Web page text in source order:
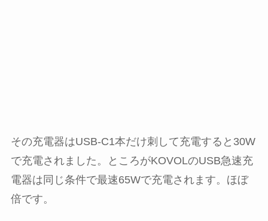
その充電器はUSB-C1本だけ刺して充電すると30W
で充電されました。ところがKOVOLのUSB急速充
電器は同じ条件で最速65Wで充電されます。ほぼ
倍です。